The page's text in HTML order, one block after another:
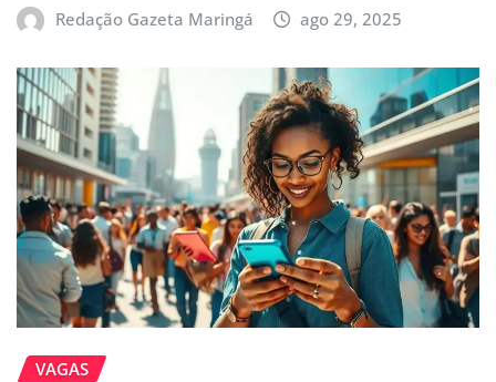
Redação Gazeta Maringá ago 29, 2025
VAGAS